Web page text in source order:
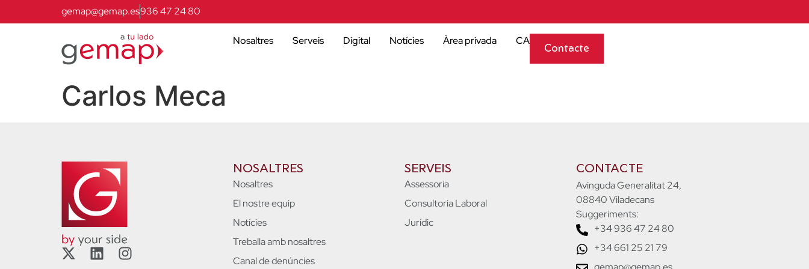
gemap@gemap.es936 47 24 80
Nosaltres Serveis Digital Notícies Àrea privada CA
Contacte
Carlos Meca
NOSALTRES
Nosaltres
El nostre equip
Notícies
Treballa amb nosaltres
Canal de denúncies
SERVEIS
Assessoria
Consultoria Laboral
Jurídic
CONTACTE
Avinguda Generalitat 24,
08840 Viladecans
Suggeriments:
+34 936 47 24 80
+34 661 25 21 79